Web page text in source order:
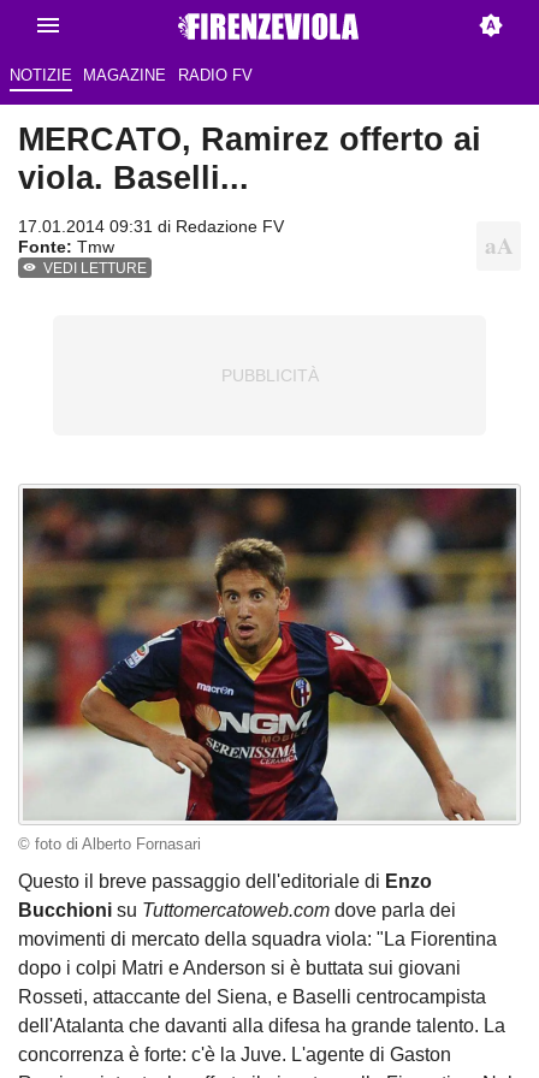
NOTIZIE MAGAZINE RADIO FV
MERCATO, Ramirez offerto ai
viola. Baselli...
17.01.2014 09:31 di Redazione FV
Fonte: Tmw
VEDI LETTURE
© foto di Alberto Fornasari
Questo il breve passaggio dell'editoriale di Enzo
Bucchioni su Tuttomercatoweb.com dove parla dei
movimenti di mercato della squadra viola: "La Fiorentina
dopo i colpi Matri e Anderson si è buttata sui giovani
Rosseti, attaccante del Siena, e Baselli centrocampista
dell'Atalanta che davanti alla difesa ha grande talento. La
concorrenza è forte: c'è la Juve. L'agente di Gaston